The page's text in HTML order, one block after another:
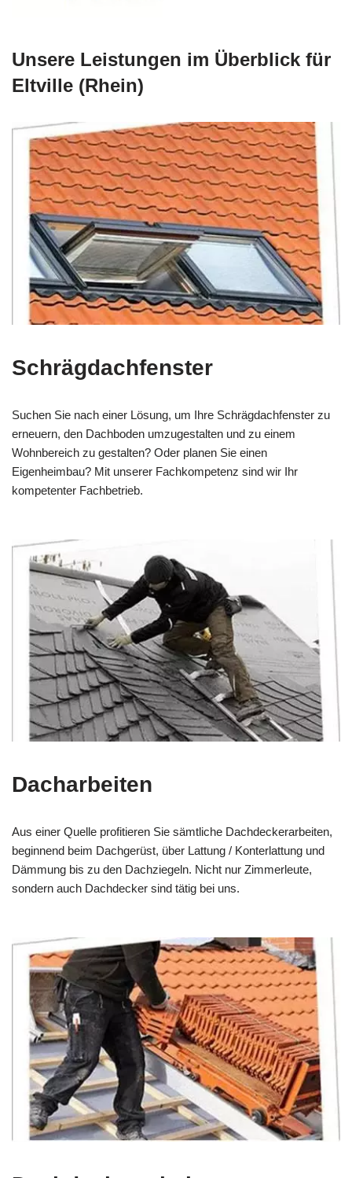
Unsere Leistungen im Überblick für
Eltville (Rhein)
Schrägdachfenster
Suchen Sie nach einer Lösung, um Ihre Schrägdachfenster zu
erneuern, den Dachboden umzugestalten und zu einem
Wohnbereich zu gestalten? Oder planen Sie einen
Eigenheimbau? Mit unserer Fachkompetenz sind wir Ihr
kompetenter Fachbetrieb.
Dacharbeiten
Aus einer Quelle profitieren Sie sämtliche Dachdeckerarbeiten,
beginnend beim Dachgerüst, über Lattung / Konterlattung und
Dämmung bis zu den Dachziegeln. Nicht nur Zimmerleute,
sondern auch Dachdecker sind tätig bei uns.